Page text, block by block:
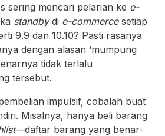
sering mencari pelarian ke e-
standbydi e-commercesetiap
9.9 dan 10.10? Pasti rasanya
dengan alasan ‘mumpung
tidak terlalu
tersebut.
impulsif, cobalah buat
Misalnya, hanya beli barang
—daftar barang yang benar-